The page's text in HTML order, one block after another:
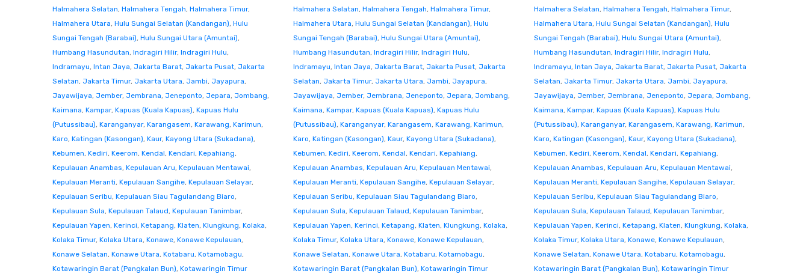
Halmahera Selatan, Halmahera Tengah, Halmahera Timur,
Halmahera Utara, Hulu Sungai Selatan (Kandangan), Hulu
Sungai Tengah (Barabai), Hulu Sungai Utara (Amuntai),
Humbang Hasundutan, Indragiri Hilir, Indragiri Hulu,
Indramayu, Intan Jaya, Jakarta Barat, Jakarta Pusat, Jakarta
Selatan, Jakarta Timur, Jakarta Utara, Jambi, Jayapura,
Jayawijaya, Jember, Jembrana, Jeneponto, Jepara, Jombang,
Kaimana, Kampar, Kapuas (Kuala Kapuas), Kapuas Hulu
(Putussibau), Karanganyar, Karangasem, Karawang, Karimun,
Karo, Katingan (Kasongan), Kaur, Kayong Utara (Sukadana),
Kebumen, Kediri, Keerom, Kendal, Kendari, Kepahiang,
Kepulauan Anambas, Kepulauan Aru, Kepulauan Mentawai,
Kepulauan Meranti, Kepulauan Sangihe, Kepulauan Selayar,
Kepulauan Seribu, Kepulauan Siau Tagulandang Biaro,
Kepulauan Sula, Kepulauan Talaud, Kepulauan Tanimbar,
Kepulauan Yapen, Kerinci, Ketapang, Klaten, Klungkung, Kolaka,
Kolaka Timur, Kolaka Utara, Konawe, Konawe Kepulauan,
Konawe Selatan, Konawe Utara, Kotabaru, Kotamobagu,
Kotawaringin Barat (Pangkalan Bun), Kotawaringin Timur
Halmahera Selatan, Halmahera Tengah, Halmahera Timur,
Halmahera Utara, Hulu Sungai Selatan (Kandangan), Hulu
Sungai Tengah (Barabai), Hulu Sungai Utara (Amuntai),
Humbang Hasundutan, Indragiri Hilir, Indragiri Hulu,
Indramayu, Intan Jaya, Jakarta Barat, Jakarta Pusat, Jakarta
Selatan, Jakarta Timur, Jakarta Utara, Jambi, Jayapura,
Jayawijaya, Jember, Jembrana, Jeneponto, Jepara, Jombang,
Kaimana, Kampar, Kapuas (Kuala Kapuas), Kapuas Hulu
(Putussibau), Karanganyar, Karangasem, Karawang, Karimun,
Karo, Katingan (Kasongan), Kaur, Kayong Utara (Sukadana),
Kebumen, Kediri, Keerom, Kendal, Kendari, Kepahiang,
Kepulauan Anambas, Kepulauan Aru, Kepulauan Mentawai,
Kepulauan Meranti, Kepulauan Sangihe, Kepulauan Selayar,
Kepulauan Seribu, Kepulauan Siau Tagulandang Biaro,
Kepulauan Sula, Kepulauan Talaud, Kepulauan Tanimbar,
Kepulauan Yapen, Kerinci, Ketapang, Klaten, Klungkung, Kolaka,
Kolaka Timur, Kolaka Utara, Konawe, Konawe Kepulauan,
Konawe Selatan, Konawe Utara, Kotabaru, Kotamobagu,
Kotawaringin Barat (Pangkalan Bun), Kotawaringin Timur
Halmahera Selatan, Halmahera Tengah, Halmahera Timur,
Halmahera Utara, Hulu Sungai Selatan (Kandangan), Hulu
Sungai Tengah (Barabai), Hulu Sungai Utara (Amuntai),
Humbang Hasundutan, Indragiri Hilir, Indragiri Hulu,
Indramayu, Intan Jaya, Jakarta Barat, Jakarta Pusat, Jakarta
Selatan, Jakarta Timur, Jakarta Utara, Jambi, Jayapura,
Jayawijaya, Jember, Jembrana, Jeneponto, Jepara, Jombang,
Kaimana, Kampar, Kapuas (Kuala Kapuas), Kapuas Hulu
(Putussibau), Karanganyar, Karangasem, Karawang, Karimun,
Karo, Katingan (Kasongan), Kaur, Kayong Utara (Sukadana),
Kebumen, Kediri, Keerom, Kendal, Kendari, Kepahiang,
Kepulauan Anambas, Kepulauan Aru, Kepulauan Mentawai,
Kepulauan Meranti, Kepulauan Sangihe, Kepulauan Selayar,
Kepulauan Seribu, Kepulauan Siau Tagulandang Biaro,
Kepulauan Sula, Kepulauan Talaud, Kepulauan Tanimbar,
Kepulauan Yapen, Kerinci, Ketapang, Klaten, Klungkung, Kolaka,
Kolaka Timur, Kolaka Utara, Konawe, Konawe Kepulauan,
Konawe Selatan, Konawe Utara, Kotabaru, Kotamobagu,
Kotawaringin Barat (Pangkalan Bun), Kotawaringin Timur